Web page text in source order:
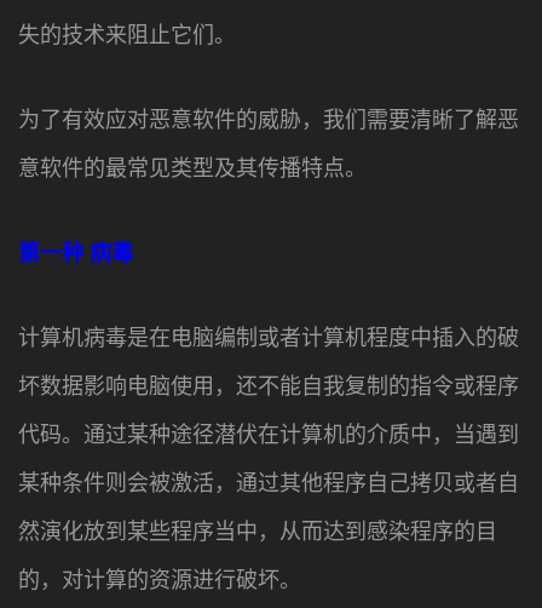
失的技术来阻止它们。
为了有效应对恶意软件的威胁，我们需要清晰了解恶
意软件的最常见类型及其传播特点。
第一种 病毒
计算机病毒是在电脑编制或者计算机程度中插入的破
坏数据影响电脑使用，还不能自我复制的指令或程序
代码。通过某种途径潜伏在计算机的介质中，当遇到
某种条件则会被激活，通过其他程序自己拷贝或者自
然演化放到某些程序当中，从而达到感染程序的目
的，对计算的资源进行破坏。